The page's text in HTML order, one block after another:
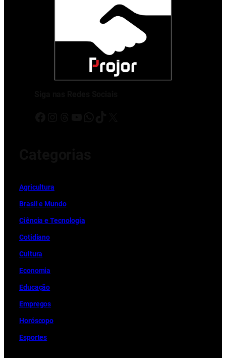
Agricultura
Brasil e Mundo
Ciência e Tecnologia
Cotidiano
Cultura
Economia
Educação
Empregos
Horóscopo
Esportes